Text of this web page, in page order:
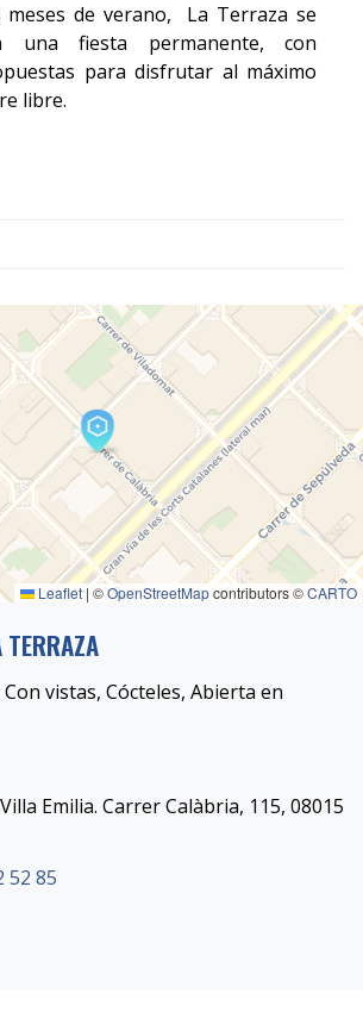
meses de verano, La Terraza se
una fiesta permanente, con
para disfrutar al máximo
libre.
Leaflet | ©OpenStreetMapcontributors ©CARTO
TERRAZA
Con vistas, Cócteles, Abierta en
Emilia. Carrer Calàbria, 115, 08015
52 85